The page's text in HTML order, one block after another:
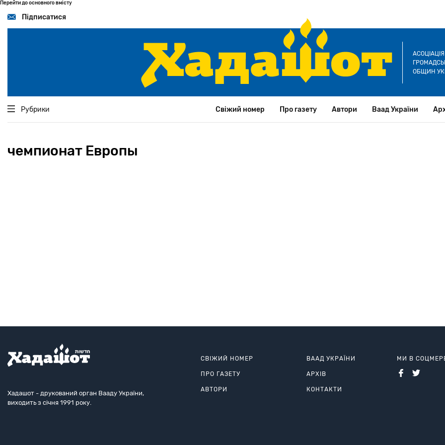
Перейти до основного вмісту
Підписатися
ОБЩИН
Рубрики Свіжий номер Про газету Автори Ваад України
чемпионат Европы
Хадашот - друкований орган Вааду України,
виходить з січня 1991 року.
СВІЖИЙ НОМЕР
ПРО ГАЗЕТУ
АВТОРИ
ВААД УКРАЇНИ
АРХІВ
КОНТАКТИ
МИ В